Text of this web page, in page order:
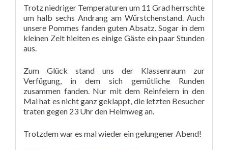
Trotz niedriger Temperaturen um 11 Grad herrschte
um halb sechs Andrang am Würstchenstand. Auch
unsere Pommes fanden guten Absatz. Sogar in dem
kleinen Zelt hielten es einige Gäste ein paar Stunden
aus.
Zum Glück stand uns der Klassenraum zur
Verfügung, in dem sich gemütliche Runden
zusammen fanden. Nur mit dem Reinfeiern in den
Mai hat es nicht ganz geklappt, die letzten Besucher
traten gegen 23 Uhr den Heimweg an.
Trotzdem war es mal wieder ein gelungener Abend!